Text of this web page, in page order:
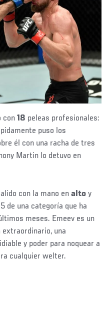
con18 peleas profesionales:
puso los
él con una racha de tres
Martin lo detuvo en
con la mano enaltoy
de una categoría que ha
meses. Emeev es un
extraordinario, una
y poder para noquear a
cualquier welter.